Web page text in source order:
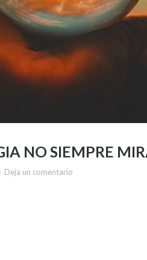
NO SIEMPRE
Deja un comentario